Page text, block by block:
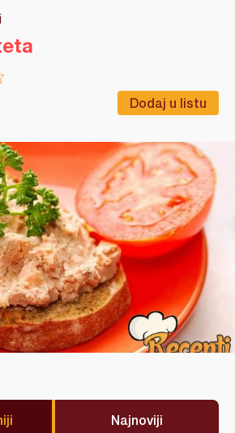
Dodaj u listu
Najnoviji